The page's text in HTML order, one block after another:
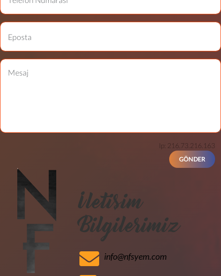
Ip: 216.73.216.163
İletişim
Bilgilerimiz
info@nfsyem.com